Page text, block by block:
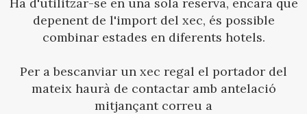
depenent de l'import del xec, és possible
combinar estades en diferents hotels.
Per a bescanviar un xec regal el portador del
mateix haurà de contactar amb antelació
mitjançant correu a